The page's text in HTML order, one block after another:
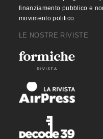
finanziamento pubblico e
movimento politico.
LE NOSTRE RIVISTE